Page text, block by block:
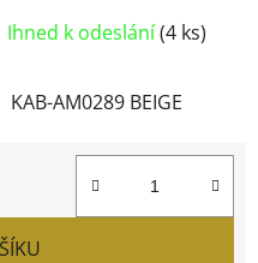
Ihned k odeslání(4 ks)
KAB-AM0289 BEIGE